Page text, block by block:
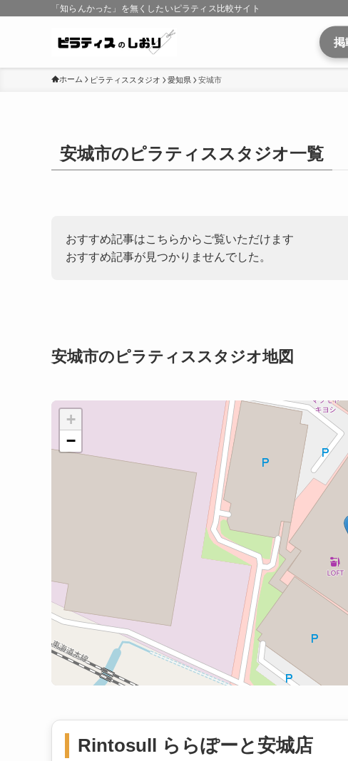
「知らんかった」を無くしたいピラティス比較サイト
掲
ホーム ピラティススタジオ 愛知県 安城市
安城市のピラティススタジオ一覧
おすすめ記事はこちらからご覧いただけます
おすすめ記事が見つかりませんでした。
安城市のピラティススタジオ地図
+
−
Rintosull ららぽーと安城店